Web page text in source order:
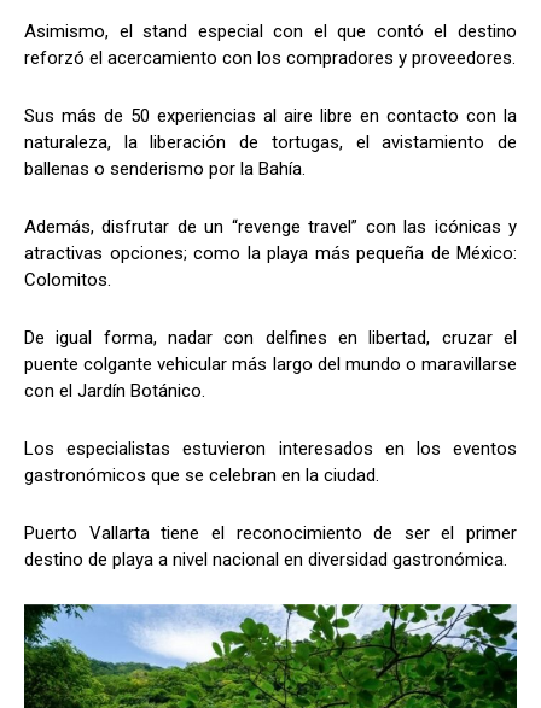
Asimismo, el stand especial con el que contó el destino
reforzó el acercamiento con los compradores y proveedores.
Sus más de 50 experiencias al aire libre en contacto con la
naturaleza, la liberación de tortugas, el avistamiento de
ballenas o senderismo por la Bahía.
Además, disfrutar de un “revenge travel” con las icónicas y
atractivas opciones; como la playa más pequeña de México:
Colomitos.
De igual forma, nadar con delfines en libertad, cruzar el
puente colgante vehicular más largo del mundo o maravillarse
con el Jardín Botánico.
Los especialistas estuvieron interesados en los eventos
gastronómicos que se celebran en la ciudad.
Puerto Vallarta tiene el reconocimiento de ser el primer
destino de playa a nivel nacional en diversidad gastronómica.